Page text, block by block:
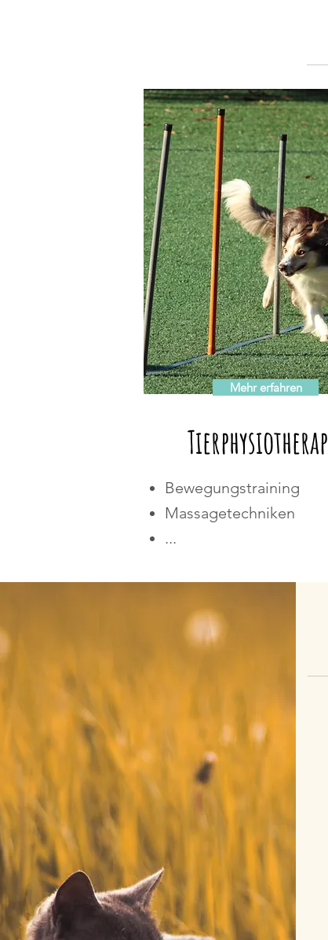
Mehr erfahren
Bewegungstraining
Massagetechniken
...